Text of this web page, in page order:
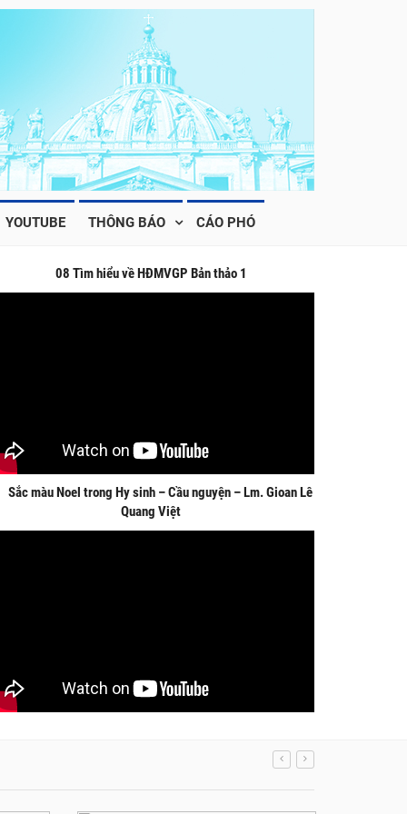
YOUTUBE THÔNG BÁO CÁO PHÓ
08 Tìm hiểu về HĐMVGP Bản thảo 1
màu Noel trong Hy sinh – Cầu nguyện – Lm. Gioan Lê
Quang Việt